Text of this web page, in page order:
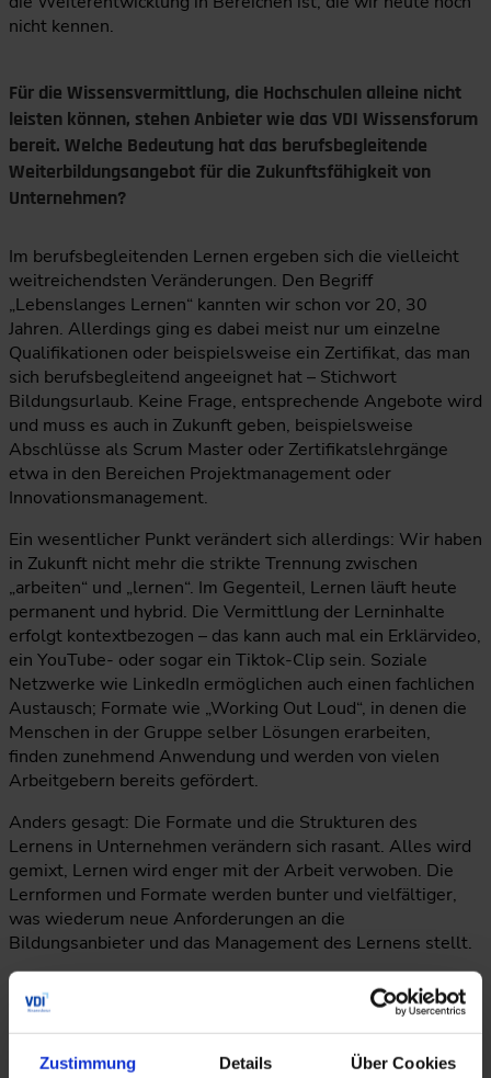
Zustimmung Details Über Cookies
nicht kennen.
Für die Wissensvermittlung, die Hochschulen alleine nicht
leisten können, stehen Anbieter wie das VDI Wissensforum
bereit. Welche Bedeutung hat das berufsbegleitende
Weiterbildungsangebot für die Zukunftsfähigkeit von
Unternehmen?
Im berufsbegleitenden Lernen ergeben sich die vielleicht
weitreichendsten Veränderungen. Den Begriff
„Lebenslanges Lernen“ kannten wir schon vor 20, 30
Jahren. Allerdings ging es dabei meist nur um einzelne
Qualifikationen oder beispielsweise ein Zertifikat, das man
sich berufsbegleitend angeeignet hat – Stichwort
Bildungsurlaub. Keine Frage, entsprechende Angebote wird
und muss es auch in Zukunft geben, beispielsweise
Abschlüsse als Scrum Master oder Zertifikatslehrgänge
etwa in den Bereichen Projektmanagement oder
Innovationsmanagement.
Ein wesentlicher Punkt verändert sich allerdings: Wir haben
in Zukunft nicht mehr die strikte Trennung zwischen
„arbeiten“ und „lernen“. Im Gegenteil, Lernen läuft heute
permanent und hybrid. Die Vermittlung der Lerninhalte
erfolgt kontextbezogen – das kann auch mal ein Erklärvideo,
ein YouTube- oder sogar ein Tiktok-Clip sein. Soziale
Netzwerke wie LinkedIn ermöglichen auch einen fachlichen
Austausch; Formate wie „Working Out Loud“, in denen die
Menschen in der Gruppe selber Lösungen erarbeiten,
finden zunehmend Anwendung und werden von vielen
Arbeitgebern bereits gefördert.
Anders gesagt: Die Formate und die Strukturen des
Lernens in Unternehmen verändern sich rasant. Alles wird
gemixt, Lernen wird enger mit der Arbeit verwoben. Die
Lernformen und Formate werden bunter und vielfältiger,
was wiederum neue Anforderungen an die
Bildungsanbieter und das Management des Lernens stellt.
Wie kann ein gelungener Mix des hybriden Lernens
aussehen?